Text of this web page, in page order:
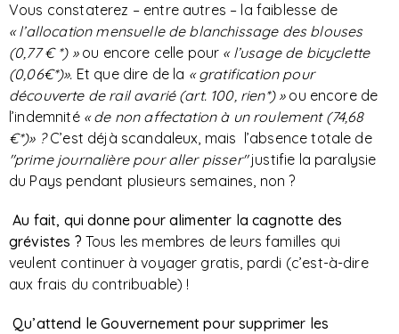
Vous constaterez – entre autres – la faiblesse de
« l’allocation mensuelle de blanchissage des blouses
(0,77 € *) »ou encore celle pour « l’usage de bicyclette
(0,06€*)». Et que dire de la « gratification pour
découverte de rail avarié (art. 100, rien*) »ou encore de
l’indemnité« de non affectation à un roulement (74,68
€*)» ?C’est déjà scandaleux, mais l’absence totale de
"prime journalière pour aller pisser"justifie la paralysie
du Pays pendant plusieurs semaines, non ?
Au fait, qui donne pour alimenter la cagnotte des
grévistes ? Tous les membres de leurs familles qui
veulent continuer à voyager gratis, pardi (c’est-à-dire
aux frais du contribuable) !
Qu’attend le Gouvernement pour supprimer les